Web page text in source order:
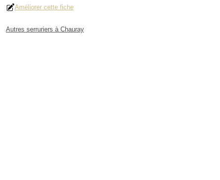
Améliorer cette fiche
Autres serruriers à Chauray